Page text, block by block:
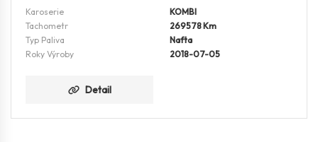
Karoserie
KOMBI
Tachometr
269578 Km
Typ Paliva
Nafta
Roky Výroby
2018-07-05
Detail